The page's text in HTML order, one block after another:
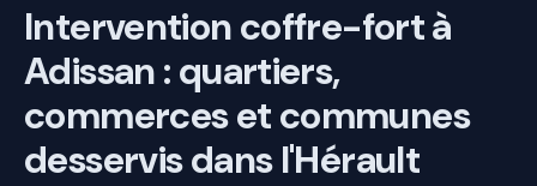
Intervention coffre-fort à
Adissan : quartiers,
commerces et communes
desservis dans l'Hérault